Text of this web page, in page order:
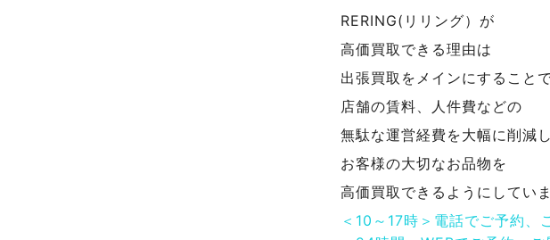
RERING(リリング）が
高価買取できる理由は
出張買取をメインにすること
店舗の賃料、人件費などの
無駄な運営経費を大幅に削減し
お客様の大切なお品物を
高価買取できるようにしていま
＜10～17時＞電話でご予約、